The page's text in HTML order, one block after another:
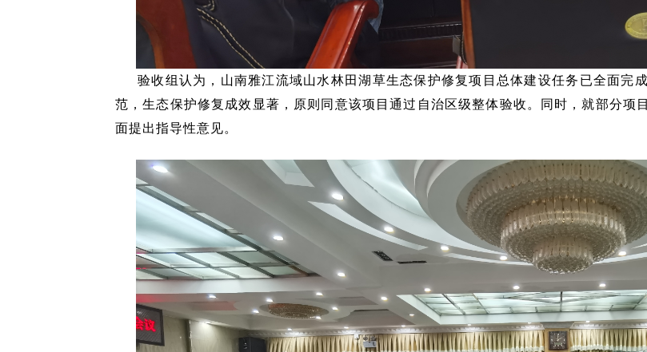
验收组认为，山南雅江流域山水林田湖草生态保护修复项目总体建设任务已全面完
范，生态保护修复成效显著，原则同意该项目通过自治区级整体验收。同时，就部分项
面提出指导性意见。